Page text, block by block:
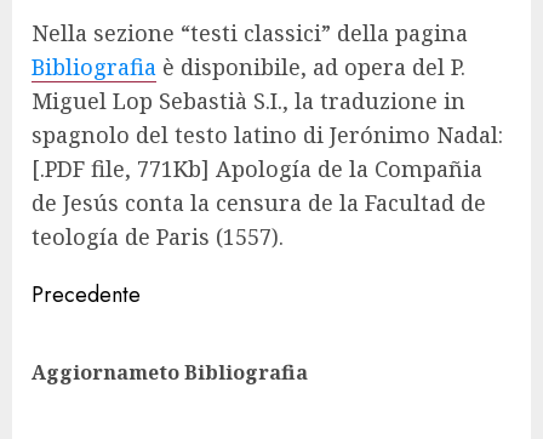
Nella sezione “testi classici” della pagina
Bibliografia è disponibile, ad opera del P.
Miguel Lop Sebastià S.I., la traduzione in
spagnolo del testo latino di Jerónimo Nadal:
[.PDF file, 771Kb] Apología de la Compañia
de Jesús conta la censura de la Facultad de
teología de Paris (1557).
Navigazione
Precedente
Aggiornameto Bibliografia